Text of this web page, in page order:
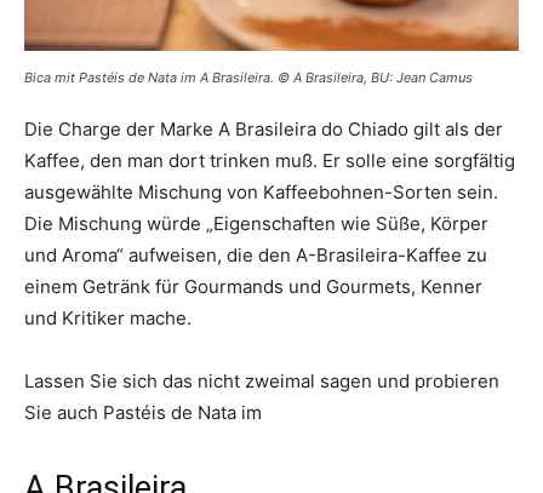
Bica mit Pastéis de Nata im A Brasileira. © A Brasileira, BU: Jean Camus
Die Charge der Marke A Brasileira do Chiado gilt als der
Kaffee, den man dort trinken muß. Er solle eine sorgfältig
ausgewählte Mischung von Kaffeebohnen-Sorten sein.
Die Mischung würde „Eigenschaften wie Süße, Körper
und Aroma“ aufweisen, die den A-Brasileira-Kaffee zu
einem Getränk für Gourmands und Gourmets, Kenner
und Kritiker mache.
Lassen Sie sich das nicht zweimal sagen und probieren
Sie auch Pastéis de Nata im